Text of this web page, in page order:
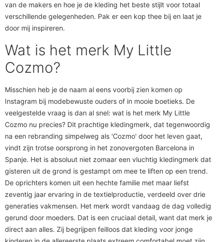
van de makers en hoe je de kleding het beste stijlt voor totaal
verschillende gelegenheden. Pak er een kop thee bij en laat je
door mij inspireren.
Wat is het merk My Little
Cozmo?
Misschien heb je de naam al eens voorbij zien komen op
Instagram bij modebewuste ouders of in mooie boetieks. De
veelgestelde vraag is dan al snel: wat is het merk My Little
Cozmo nu precies? Dit prachtige kledingmerk, dat tegenwoordig
na een rebranding simpelweg als 'Cozmo' door het leven gaat,
vindt zijn trotse oorsprong in het zonovergoten Barcelona in
Spanje. Het is absoluut niet zomaar een vluchtig kledingmerk dat
gisteren uit de grond is gestampt om mee te liften op een trend.
De oprichters komen uit een hechte familie met maar liefst
zeventig jaar ervaring in de textielproductie, verdeeld over drie
generaties vakmensen. Het merk wordt vandaag de dag volledig
gerund door moeders. Dat is een cruciaal detail, want dat merk je
direct aan alles. Zij begrijpen feilloos dat kleding voor jonge